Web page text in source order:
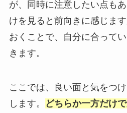
が、同時に注意したい点も
けを見ると前向きに感じま
おくことで、自分に合って
きます。
ここでは、良い面と気をつ
します。
どちらか一方だけ